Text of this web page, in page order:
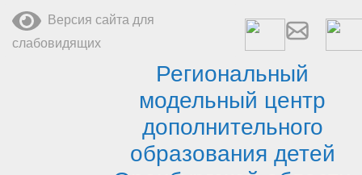
содержимому
Версия сайта для
слабовидящих
Региональный
модельный центр
дополнительного
образования детей